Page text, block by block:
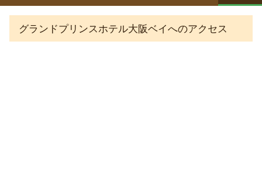
グランドプリンスホテル大阪ベイへのアクセス